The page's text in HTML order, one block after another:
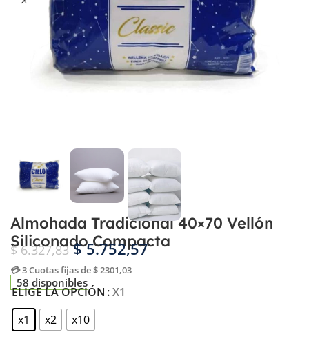
Almohada Tradicional 40×70 Vellón
Siliconado Compacta
$6.327,83 $5.752,57
💳 3 Cuotas fijas de $ 2301,03
58 disponibles
ELIGE LA OPCIÓN X1
x1
x2 x10